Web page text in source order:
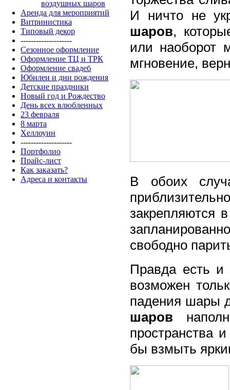
воздушных шаров
Аренда для мероприятий
Витринистика
Типовый декор
--------------------
Сезонное оформление
Оформление ТЦ и ТРК
Оформление свадеб
Юбилеи и дни рождения
Детские праздники
Новый год и Рождество
День всех влюбленных
23 февраля
8 марта
Хеллоуин
--------------------
Портфолио
Прайс-лист
Как заказать?
Адреса и контакты
И ничто не
шаров,
или наоборот
мгновение,
В обоих
закрепляются
свободно
Правда есть
возможен
падения шары
шаров
пространства
бы взмыть